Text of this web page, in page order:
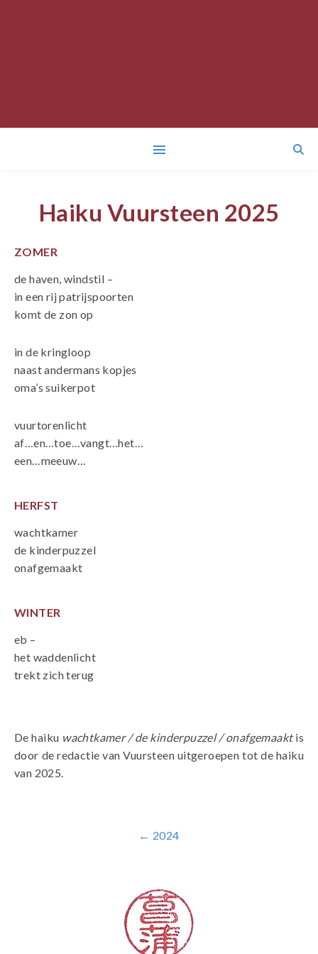
Haiku Vuursteen 2025
ZOMER
de haven, windstil –
in een rij patrijspoorten
komt de zon op
in de kringloop
naast andermans kopjes
oma’s suikerpot
vuurtorenlicht
af…en…toe…vangt…het…
een…meeuw…
HERFST
wachtkamer
de kinderpuzzel
onafgemaakt
WINTER
eb –
het waddenlicht
trekt zich terug
De haiku wachtkamer / de kinderpuzzel / onafgemaaktis
door de redactie van Vuursteen uitgeroepen tot de haiku
van 2025.
← 2024